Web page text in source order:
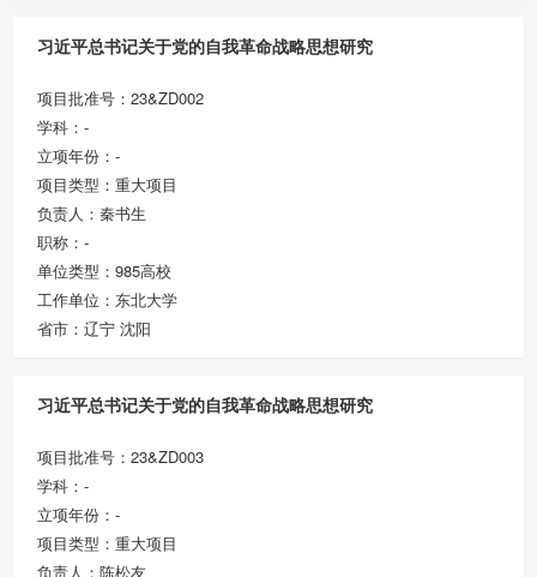
习近平总书记关于党的自我革命战略思想研究
项目批准号：23&ZD002
学科：-
立项年份：-
项目类型：重大项目
负责人：秦书生
职称：-
单位类型：985高校
工作单位：东北大学
省市：辽宁 沈阳
习近平总书记关于党的自我革命战略思想研究
项目批准号：23&ZD003
学科：-
立项年份：-
项目类型：重大项目
负责人：陈松友